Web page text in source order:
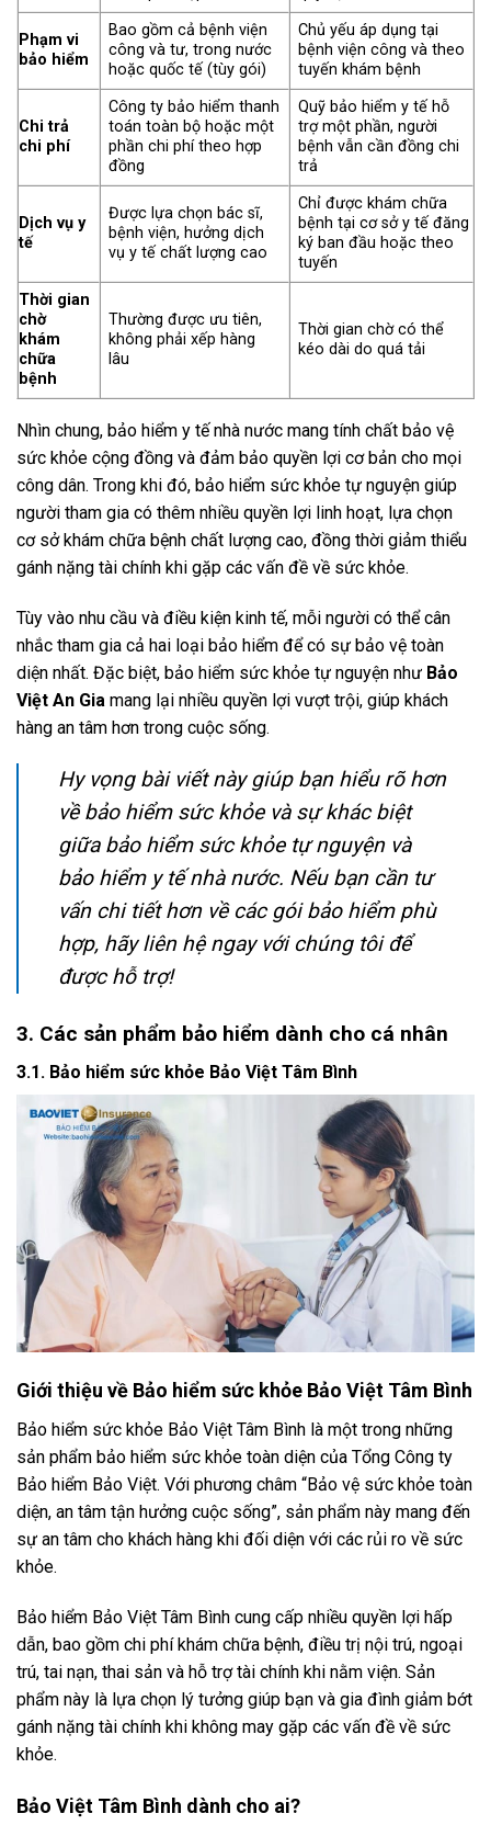
Phạm vi
bảo hiểm
Bao gồm cả bệnh viện
công và tư, trong nước
hoặc quốc tế (tùy gói)
Chủ yếu áp dụng tại
bệnh viện công và theo
tuyến khám bệnh
Chi trả
chi phí
Công ty bảo hiểm thanh
toán toàn bộ hoặc một
phần chi phí theo hợp
đồng
Quỹ bảo hiểm y tế hỗ
trợ một phần, người
bệnh vẫn cần đồng chi
trả
Dịch vụ y
tế
Được lựa chọn bác sĩ,
bệnh viện, hưởng dịch
vụ y tế chất lượng cao
Chỉ được khám chữa
bệnh tại cơ sở y tế đăng
ký ban đầu hoặc theo
tuyến
Thời gian
chờ
khám
chữa
bệnh
Thường được ưu tiên,
không phải xếp hàng
lâu
Thời gian chờ có thể
kéo dài do quá tải
Nhìn chung, bảo hiểm y tế nhà nước mang tính chất bảo vệ
sức khỏe cộng đồng và đảm bảo quyền lợi cơ bản cho mọi
công dân. Trong khi đó, bảo hiểm sức khỏe tự nguyện giúp
người tham gia có thêm nhiều quyền lợi linh hoạt, lựa chọn
cơ sở khám chữa bệnh chất lượng cao, đồng thời giảm thiểu
gánh nặng tài chính khi gặp các vấn đề về sức khỏe.
Tùy vào nhu cầu và điều kiện kinh tế, mỗi người có thể cân
nhắc tham gia cả hai loại bảo hiểm để có sự bảo vệ toàn
diện nhất. Đặc biệt, bảo hiểm sức khỏe tự nguyện như Bảo
Việt An Gia mang lại nhiều quyền lợi vượt trội, giúp khách
hàng an tâm hơn trong cuộc sống.
Hy vọng bài viết này giúp bạn hiểu rõ hơn
về bảo hiểm sức khỏe và sự khác biệt
giữa bảo hiểm sức khỏe tự nguyện và
bảo hiểm y tế nhà nước. Nếu bạn cần tư
vấn chi tiết hơn về các gói bảo hiểm phù
hợp, hãy liên hệ ngay với chúng tôi để
được hỗ trợ!
3. Các sản phẩm bảo hiểm dành cho cá nhân
3.1. Bảo hiểm sức khỏe Bảo Việt Tâm Bình
Giới thiệu về Bảo hiểm sức khỏe Bảo Việt Tâm Bình
Bảo hiểm sức khỏe Bảo Việt Tâm Bình là một trong những
sản phẩm bảo hiểm sức khỏe toàn diện của Tổng Công ty
Bảo hiểm Bảo Việt. Với phương châm “Bảo vệ sức khỏe toàn
diện, an tâm tận hưởng cuộc sống”, sản phẩm này mang đến
sự an tâm cho khách hàng khi đối diện với các rủi ro về sức
khỏe.
Bảo hiểm Bảo Việt Tâm Bình cung cấp nhiều quyền lợi hấp
dẫn, bao gồm chi phí khám chữa bệnh, điều trị nội trú, ngoại
trú, tai nạn, thai sản và hỗ trợ tài chính khi nằm viện. Sản
phẩm này là lựa chọn lý tưởng giúp bạn và gia đình giảm bớt
gánh nặng tài chính khi không may gặp các vấn đề về sức
khỏe.
Bảo Việt Tâm Bình dành cho ai?